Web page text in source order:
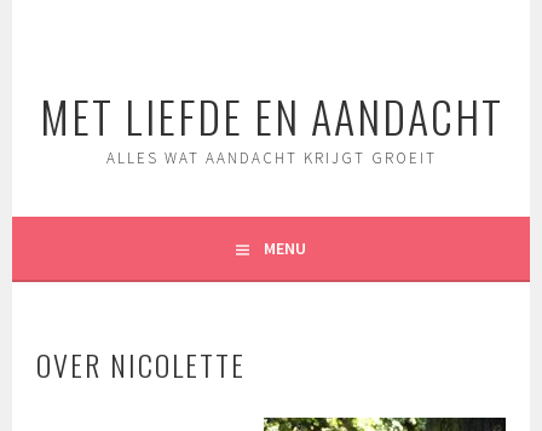
MET LIEFDE EN AANDACHT
ALLES WAT AANDACHT KRIJGT GROEIT
MENU
OVER NICOLETTE